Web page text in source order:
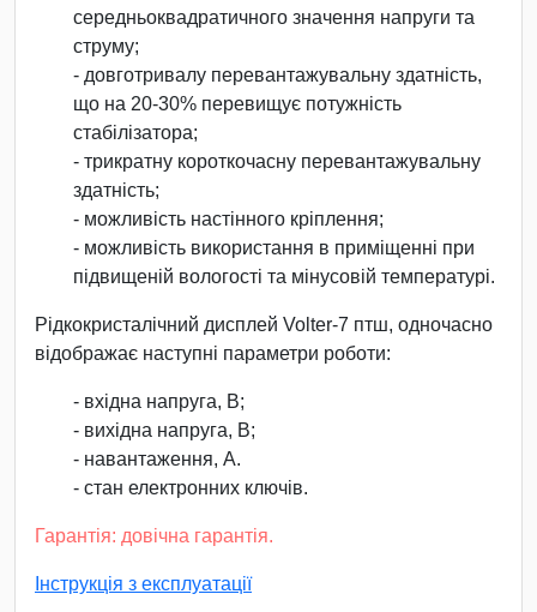
середньоквадратичного значення напруги та
струму;
- довготривалу перевантажувальну здатність,
що на 20-30% перевищує потужність
стабілізатора;
- трикратну короткочасну перевантажувальну
здатність;
- можливість настінного кріплення;
- можливість використання в приміщенні при
підвищеній вологості та мінусовій температурі.
Рідкокристалічний дисплей Volter-7 птш, одночасно
відображає наступні параметри роботи:
- вхідна напруга, В;
- вихідна напруга, В;
- навантаження, А.
- стан електронних ключів.
Гарантія: довічна гарантія.
Інструкція з експлуатації